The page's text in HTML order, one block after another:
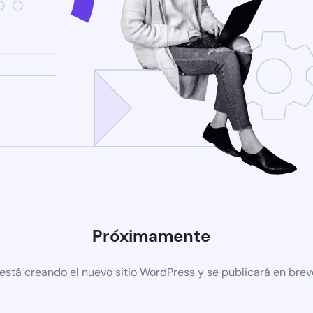
Próximamente
creando el nuevo sitio WordPress y se publicará en